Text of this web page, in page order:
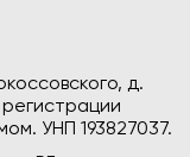
д.
регистрации
УНП 193827037.